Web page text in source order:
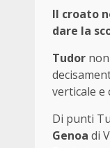
Il croato
dare la
Tudor
verticale e
Di punti
Genoa di